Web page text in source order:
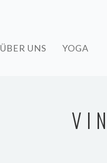
ÜBER UNS YOGA